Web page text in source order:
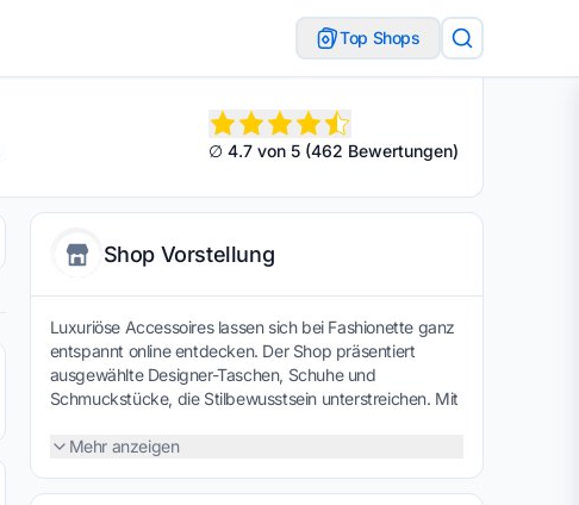
Top Shops
∅ 4.7 von 5 (462 Bewertungen)
Shop Vorstellung
Luxuriöse Accessoires lassen sich bei Fashionette ganz
entspannt online entdecken. Der Shop präsentiert
ausgewählte Designer-Taschen, Schuhe und
Schmuckstücke, die Stilbewusstsein unterstreichen. Mit
Sparmöglichkeiten – ein attraktiver Anreiz, hochwertige
Besonderes zu gönnen.
Mehr anzeigen